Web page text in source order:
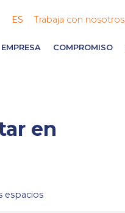
ES Trabaja con nosotros
EMPRESA COMPROMISO
en
espacios